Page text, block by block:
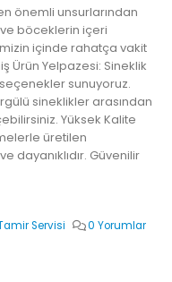
önemli unsurlarından
böceklerin içeri
içinde rahatça vakit
Ürün Yelpazesi: Sineklik
sunuyoruz.
sineklikler arasından
Yüksek Kalite
üretilen
dayanıklıdır. Güvenilir
Servisi 0 Yorumlar